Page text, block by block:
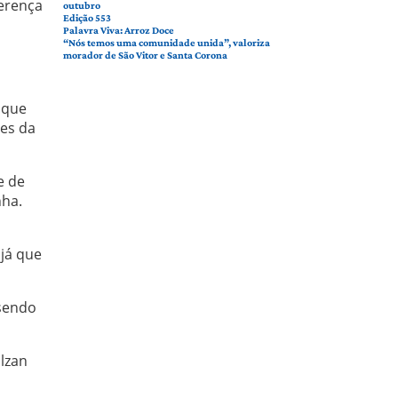
da
de
que
outubro
Edição 553
Palavra Viva: Arroz Doce
“Nós temos uma comunidade unida”, valoriza
morador de São Vitor e Santa Corona